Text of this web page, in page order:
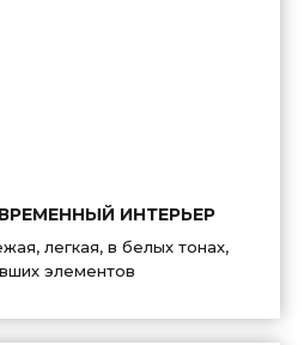
ИНТЕРЬЕР
легкая, в белых тонах,
элементов